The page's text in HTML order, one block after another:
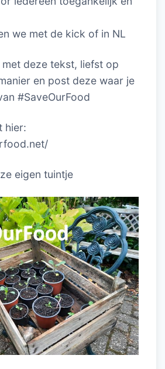
we met de kick of in NL
deze tekst, liefst op
en post deze waar je
#SaveOurFood
hier:
eigen tuintje